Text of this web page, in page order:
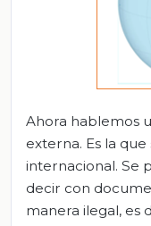
Ahora hablemos
externa. Es la
internacional. Se
decir con
manera ilegal, es